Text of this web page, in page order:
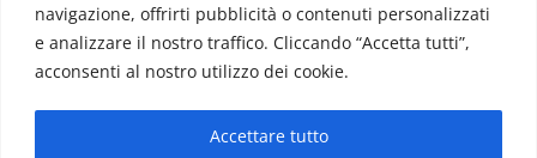
navigazione, offrirti pubblicità o contenuti personalizzati
e analizzare il nostro traffico. Cliccando “Accetta tutti”,
acconsenti al nostro utilizzo dei cookie.
Accettare tutto
Redazione: redazione@www.martinasera.it
Direttore:direttore@www.martinasera.it
Info & Commerciale:info@www.martinasera.it